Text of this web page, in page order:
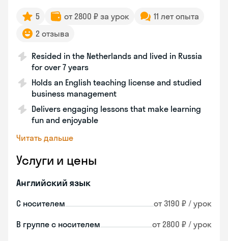
5 от 2800 ₽ за урок
11 лет опыта
2 отзыва
Resided in the Netherlands and lived in Russia
for over 7 years
Holds an English teaching license and studied
business management
Delivers engaging lessons that make learning
fun and enjoyable
Читать дальше
Услуги и цены
Английский язык
С носителем от 3190 ₽ / урок
В группе с носителем от 2800 ₽ / урок